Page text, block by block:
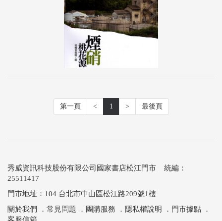
第一頁 < 1 > 最後頁
秀威資訊科技股份有限公司國家書店松江門市 統編：
25511417
門市地址：104 台北市中山區松江路209號1樓
關於我們
． 常見問題 ． 團購服務 ． 隱私權說明 ． 門市據點 ．